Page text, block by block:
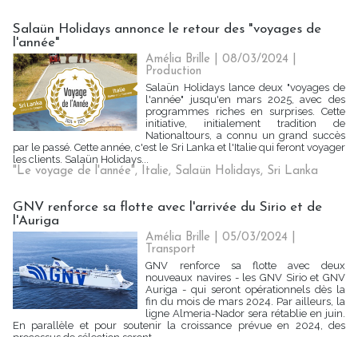
Salaün Holidays annonce le retour des "voyages de
l'année"
Amélia Brille | 08/03/2024
Production
Salaün Holidays lance deux "voyages de
l'année" jusqu'en mars 2025, avec des
programmes riches en surprises. Cette
initiative, initialement tradition de
Nationaltours, a connu un grand succès
par le passé. Cette année, c'est le Sri Lanka et l'Italie qui feront voyager
les clients. Salaün Holidays...
"Le voyage de l'année", Italie, Salaün Holidays, Sri Lanka
GNV renforce sa flotte avec l'arrivée du Sirio et de
l'Auriga
Amélia Brille | 05/03/2024
Transport
GNV renforce sa flotte avec deux
nouveaux navires - les GNV Sirio et GNV
Auriga - qui seront opérationnels dès la
fin du mois de mars 2024. Par ailleurs, la
ligne Almeria-Nador sera rétablie en juin.
En parallèle et pour soutenir la croissance prévue en 2024, des